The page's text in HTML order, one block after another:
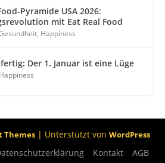
Pyramide USA 2026:
mit Eat Real Food
, Happiness
Der 1. Januar ist eine Lüge
Happiness
Themes | Unterstützt von WordPress
Kontakt AGB